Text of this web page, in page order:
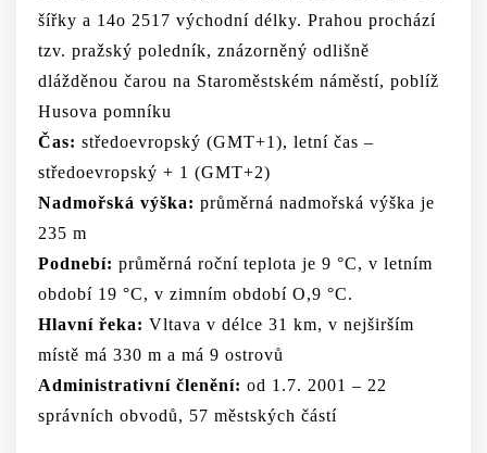
šířky a 14o 2517 východní délky. Prahou prochází
tzv. pražský poledník, znázorněný odlišně
dlážděnou čarou na Staroměstském náměstí, poblíž
Husova pomníku
Čas: středoevropský (GMT+1), letní čas –
středoevropský + 1 (GMT+2)
Nadmořská výška: průměrná nadmořská výška je
235 m
Podnebí: průměrná roční teplota je 9 °C, v letním
období 19 °C, v zimním období O,9 °C.
Hlavní řeka: Vltava v délce 31 km, v nejširším
místě má 330 m a má 9 ostrovů
Administrativní členění: od 1.7. 2001 – 22
správních obvodů, 57 městských částí